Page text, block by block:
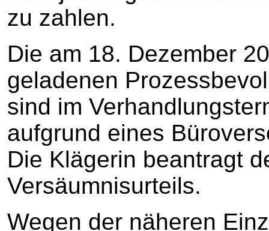
zu zahlen.
Die am 18. Dezember
geladenen
sind im
aufgrund eines
Die Klägerin beantragt
Versäumnisurteils.
Wegen der näheren